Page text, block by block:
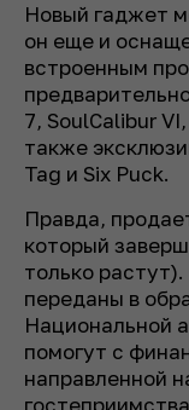
Новый гаджет
он еще и
встроенным
7, SoulCalibur
также
Tag и Six Puck.
Правда,
который
только
переданы в
Национальной
помогут с
направленной